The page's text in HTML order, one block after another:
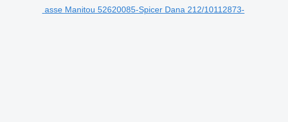
asse Manitou 52620085-Spicer Dana 212/10112873-